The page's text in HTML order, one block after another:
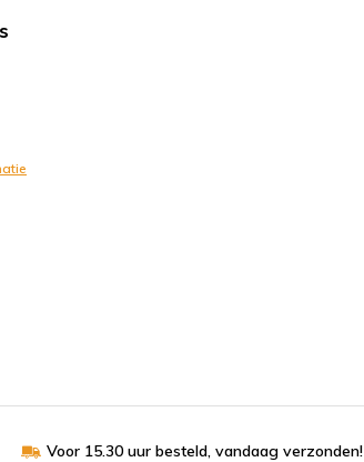
Voor 15.30 uur besteld, vandaag verzonden!